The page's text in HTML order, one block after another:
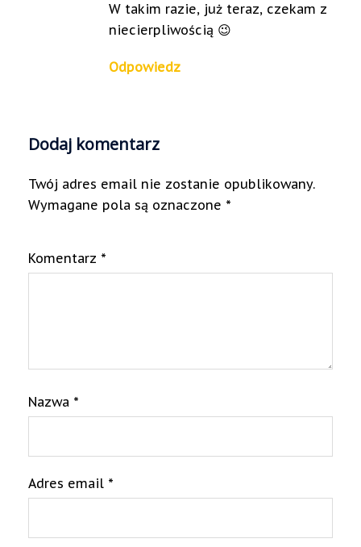
W takim razie, już teraz, czekam z
niecierpliwością 😉
Odpowiedz
Dodaj komentarz
Twój adres email nie zostanie opublikowany.
Wymagane pola są oznaczone *
Komentarz *
Nazwa *
Adres email *